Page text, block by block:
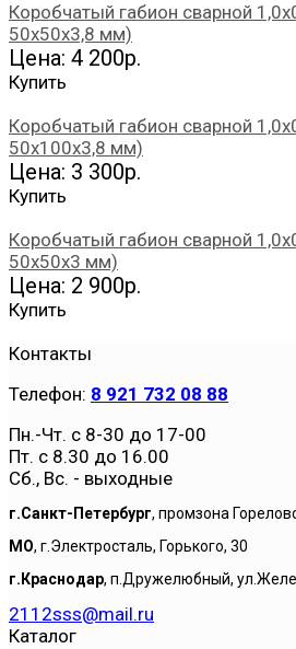
Коробчатый габион сварной
50х50х3,8 мм)
Цена: 4 200р.
Купить
Коробчатый габион сварной
50х100х3,8 мм)
Цена: 3 300р.
Купить
Коробчатый габион сварной
50х50х3 мм)
Цена: 2 900р.
Купить
Контакты
Телефон: 8 921 732 08 88
Пн.-Чт. с 8-30 до 17-00
Пт. с 8.30 до 16.00
Сб., Вс. - выходные
г.Санкт-Петербург, промзона
МО, г.Электросталь, Горького, 30
г.Краснодар, п.Дружелюбный,
2112sss@mail.ru
Каталог